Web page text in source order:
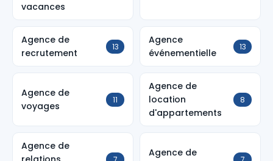
vacances
Agence de
recrutement
13
Agence
événementielle
13
Agence de
voyages
11
Agence de
location
d'appartements
8
Agence de
Agence de